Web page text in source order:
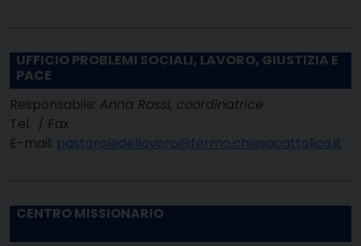
UFFICIO PROBLEMI SOCIALI, LAVORO, GIUSTIZIA E
PACE
Responsabile: Anna Rossi, coordinatrice
Tel. / Fax
E-mail: pastoraledellavoro@fermo.chiesacattolica.it
CENTRO MISSIONARIO